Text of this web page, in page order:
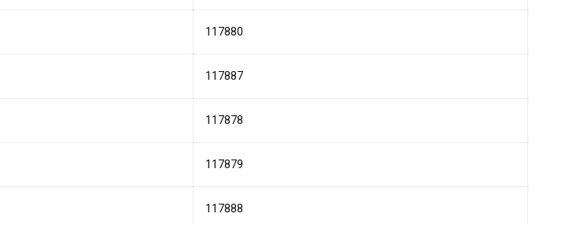
117880
117887
117878
117879
117888